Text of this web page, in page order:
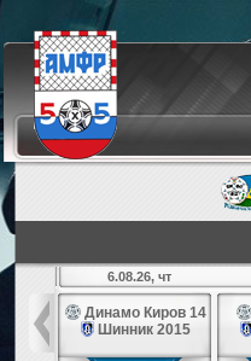
14
6.08.26, чт
Динамо Киров 14
Шинник 2015